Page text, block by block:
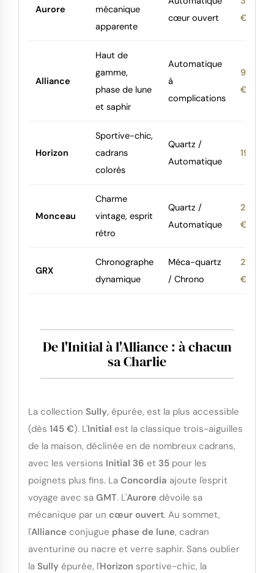
Aurore
mécanique
apparente
cœur ouvert
€
Alliance
Haut de
gamme,
phase de lune
et saphir
Automatique
à
complications
975
€
Horizon
Sportive-chic,
cadrans
colorés
Quartz /
Automatique
195 €
Monceau
Charme
vintage, esprit
rétro
Quartz /
Automatique
245
€
GRX
Chronographe
dynamique
Méca-quartz
/ Chrono
275
€
De l'Initial à l'Alliance : à chacun
sa Charlie
La collection Sully, épurée, est la plus accessible
(dès 145 €). L'Initial est la classique trois-aiguilles
de la maison, déclinée en de nombreux cadrans,
avec les versions Initial 36 et 35 pour les
poignets plus fins. La Concordia ajoute l'esprit
voyage avec sa GMT. L'Aurore dévoile sa
mécanique par un cœur ouvert. Au sommet,
l'Alliance conjugue phase de lune, cadran
aventurine ou nacre et verre saphir. Sans oublier
la Sully épurée, l'Horizon sportive-chic, la